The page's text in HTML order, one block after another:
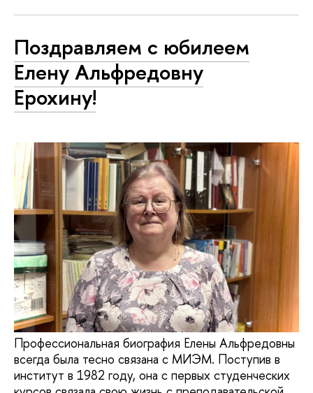
Поздравляем с юбилеем
Елену Альфредовну
Ерохину!
Профессиональная биография Елены Альфредовны
всегда была тесно связана с МИЭМ. Поступив в
институт в 1982 году, она с первых студенческих